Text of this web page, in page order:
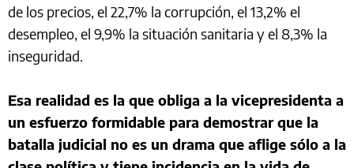
de los precios, el 22,7% la corrupción, el 13,2% el
desempleo, el 9,9% la situación sanitaria y el 8,3% la
inseguridad.
Esa realidad es la que obliga a la vicepresidenta a
un esfuerzo formidable para demostrar que la
batalla judicial no es un drama que aflige sólo a la